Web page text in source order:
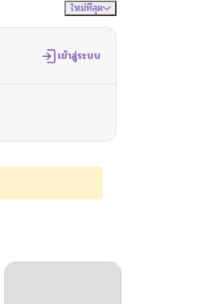
ใหม่ที่สุด
เข้าสู่ระบบ